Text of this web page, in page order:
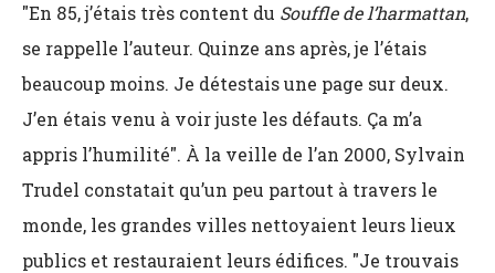
"En 85, j’étais très content du Souffle de l’harmattan,
se rappelle l’auteur. Quinze ans après, je l’étais
beaucoup moins. Je détestais une page sur deux.
J’en étais venu à voir juste les défauts. Ça m’a
appris l’humilité". À la veille de l’an 2000, Sylvain
Trudel constatait qu’un peu partout à travers le
monde, les grandes villes nettoyaient leurs lieux
publics et restauraient leurs édifices. "Je trouvais